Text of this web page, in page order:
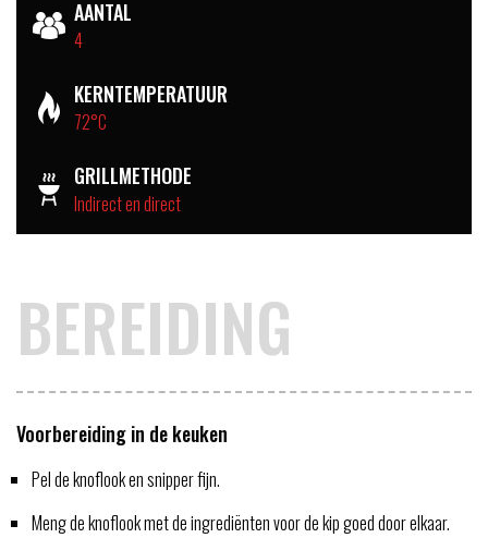
AANTAL
4
KERNTEMPERATUUR
72°C
GRILLMETHODE
Indirect en direct
BEREIDING
Voorbereiding in de keuken
Pel de knoflook en snipper fijn.
Meng de knoflook met de ingrediënten voor de kip goed door elkaar.